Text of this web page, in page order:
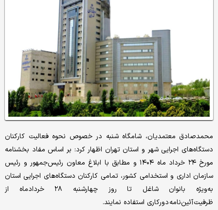
محمدصادق معتمدیان، شامگاه شنبه در خصوص نحوه فعالیت کارکنان
دستگاه‌های اجرایی شهر و استان تهران اظهار کرد: بر اساس مفاد بخشنامه
مورخ ۲۴ خرداد ماه ۱۴۰۴ و مطابق با ابلاغ معاون رئیس‌جمهور و رئیس
سازمان اداری و استخدامی کشور، تمامی کارکنان دستگاه‌های اجرایی استان
به‌ویژه بانوان شاغل تا روز چهارشنبه ۲۸ خردادماه از
ظرفیت آئین‌نامه دورکاری استفاده نمایند.